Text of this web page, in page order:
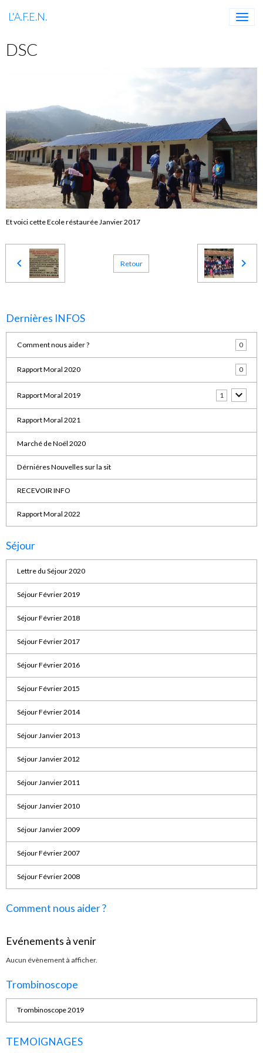
L'A.F.E.N.
DSC
Et voici cette Ecole réstaurée Janvier 2017
Retour
Dernières INFOS
Comment nous aider ? 0
Rapport Moral 2020 0
Rapport Moral 2019 1
Rapport Moral 2021
Marché de Noël 2020
Dérniéres Nouvelles sur la sit
RECEVOIR INFO
Rapport Moral 2022
Séjour
Lettre du Séjour 2020
Séjour Février 2019
Séjour Février 2018
Séjour Février 2017
Séjour Février 2016
Séjour Février 2015
Séjour Février 2014
Séjour Janvier 2013
Séjour Janvier 2012
Séjour Janvier 2011
Séjour Janvier 2010
Séjour Janvier 2009
Séjour Février 2007
Séjour Février 2008
Comment nous aider ?
Evénements à venir
Aucun évènement à afficher.
Trombinoscope
Trombinoscope 2019
TEMOIGNAGES